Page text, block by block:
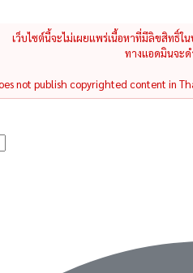
เว็บไซต์นี้จะไม่เผยแพร่เนื้อหาที่มีลิขสิทธิ์ใ
ทางแอดมินจะ
not publish copyrighted content in